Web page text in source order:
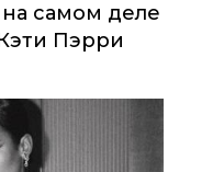
самом деле
Пэрри